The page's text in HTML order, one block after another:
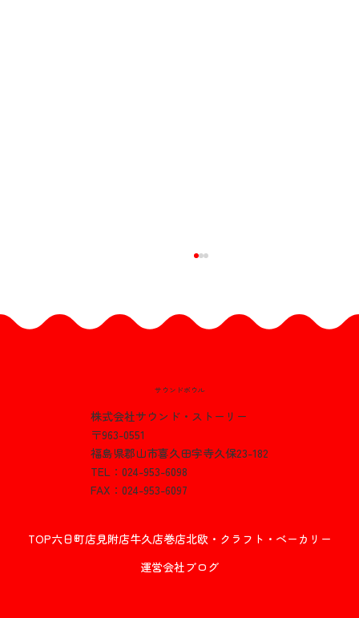
サウンドボウル
株式会社サウンド・ストーリー
〒963-0551
福島県郡山市喜久田字寺久保23-182
TEL：024-953-6098
FAX：024-953-6097
TOP六日町店見附店牛久店巻店北欧・クラフト・ベーカリー
運営会社ブログ